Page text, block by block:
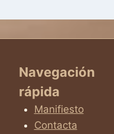
Navegación
rápida
Manifiesto
Contacta